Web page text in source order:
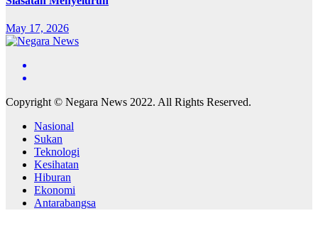
May 17, 2026
Copyright © Negara News 2022. All Rights Reserved.
Nasional
Sukan
Teknologi
Kesihatan
Hiburan
Ekonomi
Antarabangsa